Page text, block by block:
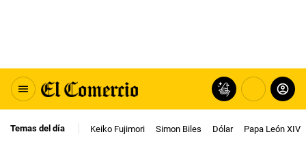
Temas del día Keiko Fujimori Simon Biles Dólar Papa León XIV